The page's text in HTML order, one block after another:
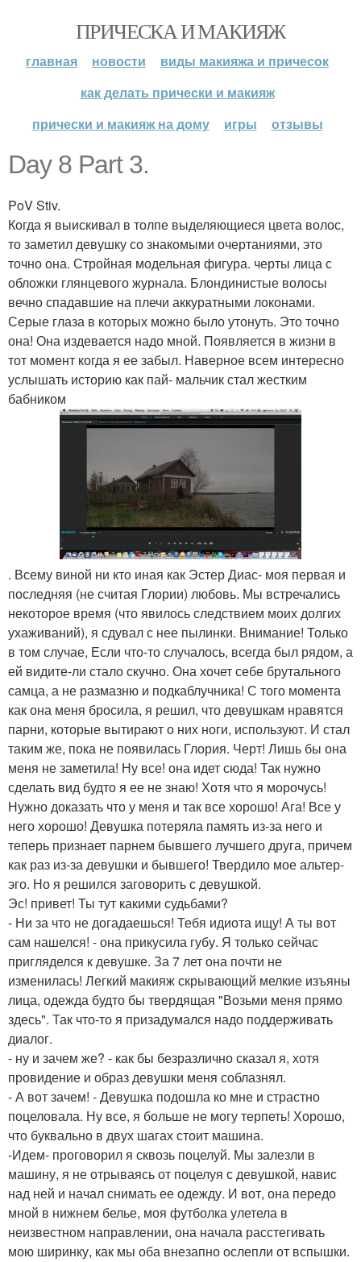
ПРИЧЕСКА И МАКИЯЖ
главная новости
виды макияжа и причесок
как делать прически и макияж
прически и макияж на дому
игры отзывы
Day 8 Part 3.
PoV Stiv.
Когда я выискивал в толпе выделяющиеся цвета волос,
то заметил девушку со знакомыми очертаниями, это
точно она. Стройная модельная фигура. черты лица с
обложки глянцевого журнала. Блондинистые волосы
вечно спадавшие на плечи аккуратными локонами.
Серые глаза в которых можно было утонуть. Это точно
она! Она издевается надо мной. Появляется в жизни в
тот момент когда я ее забыл. Наверное всем интересно
услышать историю как пай- мальчик стал жестким
бабником
. Всему виной ни кто иная как Эстер Диас- моя первая и
последняя (не считая Глории) любовь. Мы встречались
некоторое время (что явилось следствием моих долгих
ухаживаний), я сдувал с нее пылинки. Внимание! Только
в том случае, Если что-то случалось, всегда был рядом, а
ей видите-ли стало скучно. Она хочет себе брутального
самца, а не размазню и подкаблучника! С того момента
как она меня бросила, я решил, что девушкам нравятся
парни, которые вытирают о них ноги, используют. И стал
таким же, пока не появилась Глория. Черт! Лишь бы она
меня не заметила! Ну все! она идет сюда! Так нужно
сделать вид будто я ее не знаю! Хотя что я морочусь!
Нужно доказать что у меня и так все хорошо! Ага! Все у
него хорошо! Девушка потеряла память из-за него и
теперь признает парнем бывшего лучшего друга, причем
как раз из-за девушки и бывшего! Твердило мое альтер-
эго. Но я решился заговорить с девушкой.
Эс! привет! Ты тут какими судьбами?
- Ни за что не догадаешься! Тебя идиота ищу! А ты вот
сам нашелся! - она прикусила губу. Я только сейчас
пригляделся к девушке. За 7 лет она почти не
изменилась! Легкий макияж скрывающий мелкие изъяны
лица, одежда будто бы твердящая "Возьми меня прямо
здесь". Так что-то я призадумался надо поддерживать
диалог.
- ну и зачем же? - как бы безразлично сказал я, хотя
провидение и образ девушки меня соблазнял.
- А вот зачем! - Девушка подошла ко мне и страстно
поцеловала. Ну все, я больше не могу терпеть! Хорошо,
что буквально в двух шагах стоит машина.
-Идем- проговорил я сквозь поцелуй. Мы залезли в
машину, я не отрываясь от поцелуя с девушкой, навис
над ней и начал снимать ее одежду. И вот, она передо
мной в нижнем белье, моя футболка улетела в
неизвестном направлении, она начала расстегивать
мою ширинку, как мы оба внезапно ослепли от вспышки.